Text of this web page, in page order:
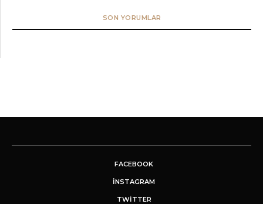
SON YORUMLAR
FACEBOOK
INSTAGRAM
TWITTER